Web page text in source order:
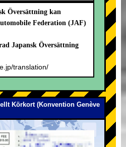
Översättning kan
Federation (JAF)
Japansk Översättning
translation/
Körkort (Konvention Genève